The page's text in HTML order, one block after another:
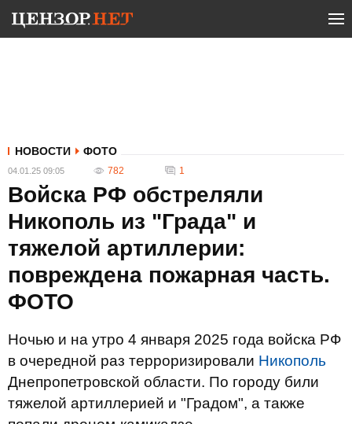
НОВОСТИ ФОТО
04.01.25 09:05 782 1
Войска РФ обстреляли
Никополь из "Града" и
тяжелой артиллерии:
повреждена пожарная часть.
ФОТО
Ночью и на утро 4 января 2025 года войска РФ
в очередной раз терроризировали Никополь
Днепропетровской области. По городу били
тяжелой артиллерией и "Градом", а также